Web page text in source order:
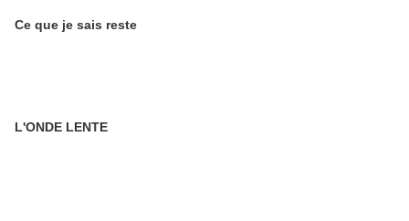
Ce que je sais reste
L'ONDE LENTE